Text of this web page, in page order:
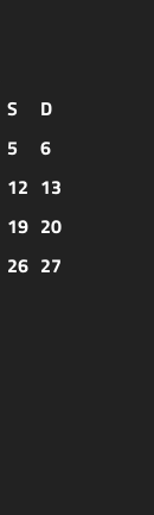
S
D
5
6
12 13
19 20
26 27